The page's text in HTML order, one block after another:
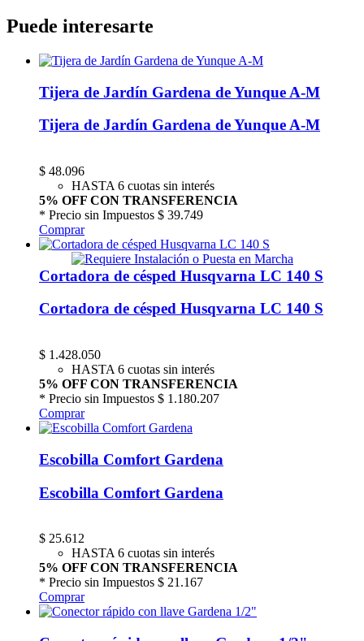
Puede interesarte
Tijera de Jardín Gardena de Yunque A-M
Tijera de Jardín Gardena de Yunque A-M
$ 48.096
HASTA 6 cuotas sin interés
5% OFF CON TRANSFERENCIA
* Precio sin Impuestos $ 39.749
Comprar
Cortadora de césped Husqvarna LC 140 S
Cortadora de césped Husqvarna LC 140 S
$ 1.428.050
HASTA 6 cuotas sin interés
5% OFF CON TRANSFERENCIA
* Precio sin Impuestos $ 1.180.207
Comprar
Escobilla Comfort Gardena
Escobilla Comfort Gardena
$ 25.612
HASTA 6 cuotas sin interés
5% OFF CON TRANSFERENCIA
* Precio sin Impuestos $ 21.167
Comprar